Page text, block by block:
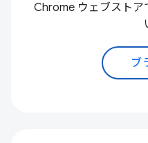
Chrome ウェブストア
ブ